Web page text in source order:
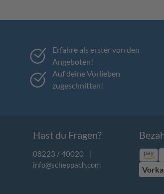
Erfahre als erster von den
Angeboten!
Auf deine Vorlieben
zugeschnitten!
Hast du Fragen?
08223 / 40020
|
info@scheppach.com